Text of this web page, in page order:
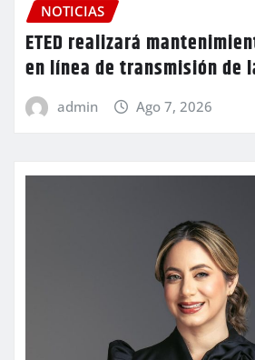
NOTICIAS
ETED realizará
en línea de transmisión de
admin Ago 7, 2026